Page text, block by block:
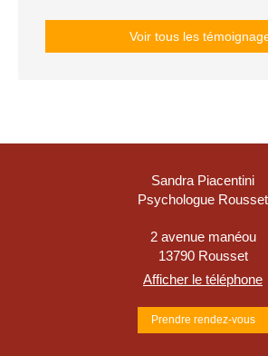
Voir tous les
Sandra Piacentini
Psychologue Rousset
2 avenue manéou
13790 Rousset
Afficher le téléphone
Prendre rendez-vous